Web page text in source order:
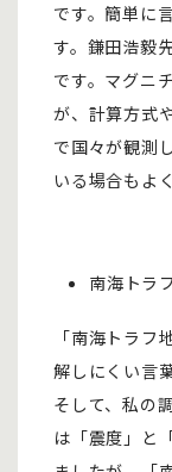
です。簡単に
す。鎌田浩毅
です。マグニ
が、計算方式
で国々が観測
いる場合もよ
南海トラ
「南海トラ
解しにくい言
そして、私の
は「震度」と